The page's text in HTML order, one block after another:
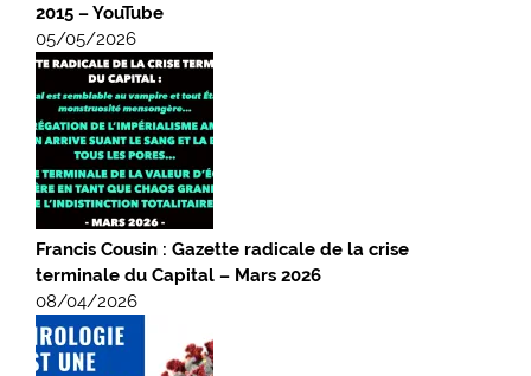
2015 – YouTube
05/05/2026
Francis Cousin : Gazette radicale de la crise
terminale du Capital – Mars 2026
08/04/2026